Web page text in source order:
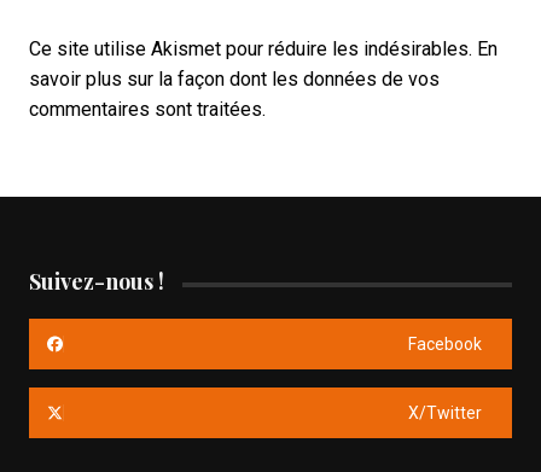
Ce site utilise Akismet pour réduire les indésirables. En
savoir plus sur la façon dont les données de vos
commentaires sont traitées.
Suivez-nous !
Facebook
X/Twitter